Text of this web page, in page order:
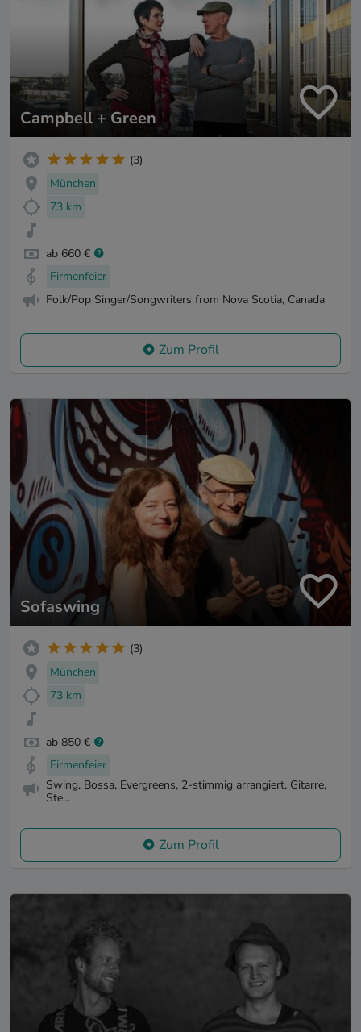
Campbell + Green
(3)
München
73 km
ab 660 €
Firmenfeier
Folk/Pop Singer/Songwriters from Nova Scotia, Canada
Zum Profil
Sofaswing
(3)
München
73 km
ab 850 €
Firmenfeier
Swing, Bossa, Evergreens, 2-stimmig arrangiert, Gitarre,
Ste...
Zum Profil